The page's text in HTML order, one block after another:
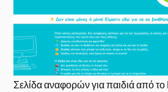
Σελίδα αναφορών για παιδιά από